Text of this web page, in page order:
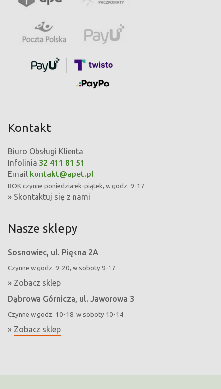
Kontakt
Biuro Obsługi Klienta
Infolinia 32 411 81 51
Email kontakt@apet.pl
BOK czynne poniedziałek-piątek, w godz. 9-17
» Skontaktuj się z nami
Nasze sklepy
Sosnowiec, ul. Piękna 2A
Czynne w godz. 9-20, w soboty 9-17
» Zobacz sklep
Dąbrowa Górnicza, ul. Jaworowa 3
Czynne w godz. 10-18, w soboty 10-14
» Zobacz sklep